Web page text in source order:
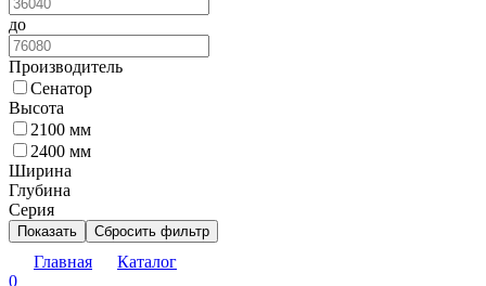
до
Производитель
Сенатор
Высота
2100 мм
2400 мм
Ширина
Глубина
Серия
Показать Сбросить фильтр
Главная
Каталог
0